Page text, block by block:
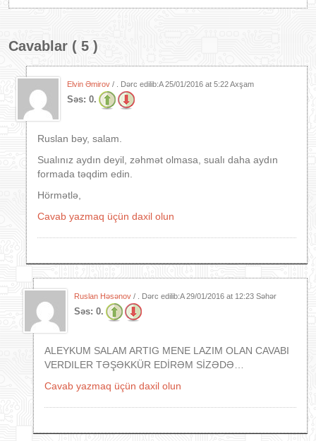
Cavablar ( 5 )
Elvin Əmirov / . Dərc edilib:A25/01/2016 at 5:22 Axşam
Səs: 0.
Ruslan bəy, salam.
Sualınız aydın deyil, zəhmət olmasa, sualı daha aydın
formada təqdim edin.
Hörmətlə,
Cavab yazmaq üçün daxil olun
Ruslan Həsənov / . Dərc edilib:A29/01/2016 at 12:23 Səhər
Səs: 0.
ALEYKUM SALAM ARTIG MENE LAZIM OLAN CAVABI
VERDILER TƏŞƏKKÜR EDİRƏM SİZƏDƏ…
Cavab yazmaq üçün daxil olun